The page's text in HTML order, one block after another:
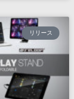
リリース